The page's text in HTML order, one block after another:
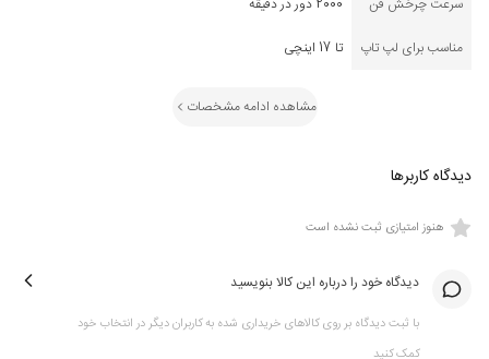
سرعت چرخش فن
2000 دور در دقیقه
مناسب برای لپ تاپ
تا 17 اینچی
مشاهده ادامه مشخصات
دیدگاه کاربرها
هنوز امتیازی ثبت نشده است
دیدگاه خود را درباره این کالا بنویسید
با ثبت دیدگاه بر روی کالاهای خریداری شده به کاربران دیگر در انتخاب خود
کمک کنید